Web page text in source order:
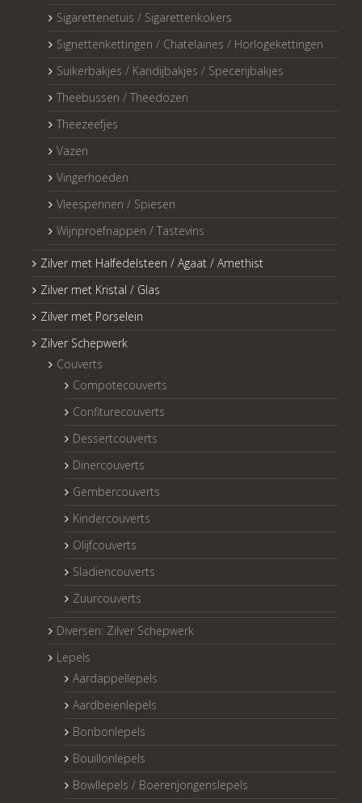
Sigarettenetuis / Sigarettenkokers
Signettenkettingen / Chatelaines / Horlogekettingen
Suikerbakjes / Kandijbakjes / Specerijbakjes
Theebussen / Theedozen
Theezeefjes
Vazen
Vingerhoeden
Vleespennen / Spiesen
Wijnproefnappen / Tastevins
Zilver met Halfedelsteen / Agaat / Amethist
Zilver met Kristal / Glas
Zilver met Porselein
Zilver Schepwerk
Couverts
Compotecouverts
Confiturecouverts
Dessertcouverts
Dinercouverts
Gembercouverts
Kindercouverts
Olijfcouverts
Sladiencouverts
Zuurcouverts
Diversen: Zilver Schepwerk
Lepels
Aardappellepels
Aardbeienlepels
Bonbonlepels
Bouillonlepels
Bowllepels / Boerenjongenslepels